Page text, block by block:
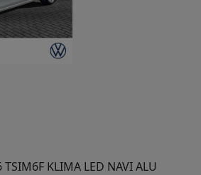
KLIMA LED NAVI ALU